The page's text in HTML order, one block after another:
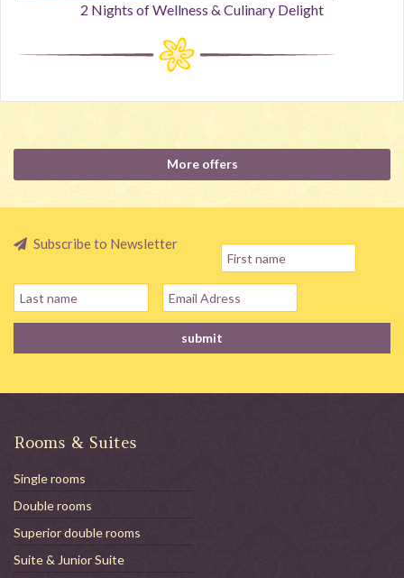
2 Nights of Wellness & Culinary Delight
More offers
Subscribe to Newsletter
Rooms & Suites
Single rooms
Double rooms
Superior double rooms
Suite & Junior Suite